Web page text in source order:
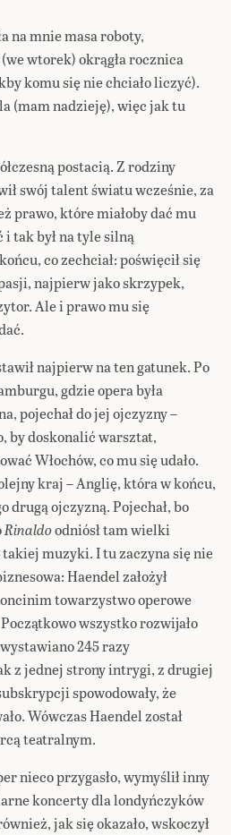
na mnie masa roboty,
wtorek) okrągła rocznica
komu się nie chciało liczyć).
(mam nadzieję), więc jak tu
postacią. Z rodziny
swój talent światu wcześnie, za
prawo, które miałoby dać mu
i tak był na tyle silną
co zechciał: poświęcił się
najpierw jako skrzypek,
Ale i prawo mu się
najpierw na ten gatunek. Po
gdzie opera była
pojechał do jej ojczyzny –
by doskonalić warsztat,
Włochów, co mu się udało.
kraj – Anglię, która w końcu,
drugą ojczyzną. Pojechał, bo
Rinaldoodniósł tam wielki
muzyki. I tu zaczyna się nie
Haendel założył
towarzystwo operowe
wszystko rozwijało
245 razy
z jednej strony intrygi, z drugiej
spowodowały, że
Wówczas Haendel został
teatralnym.
nieco przygasło, wymyślił inny
koncerty dla londyńczyków
jak się okazało, wskoczył